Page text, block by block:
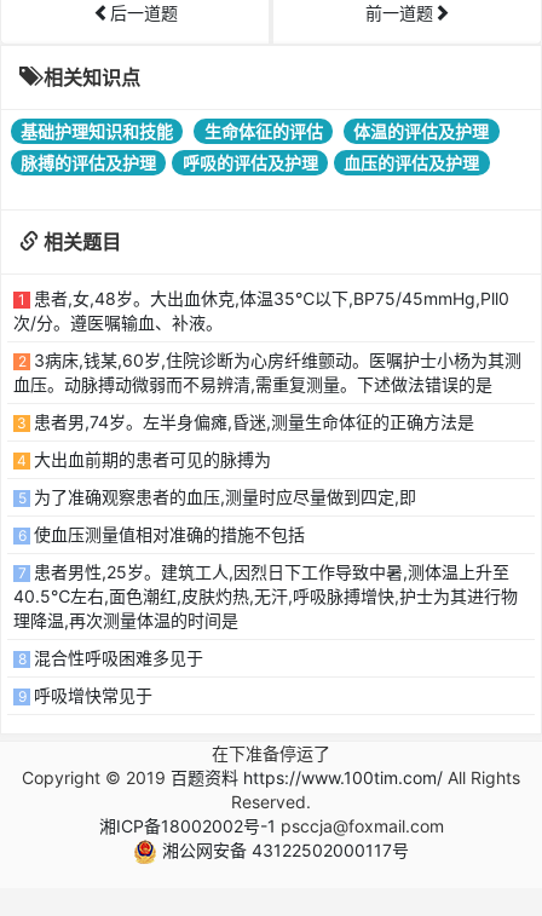
后一道题 前一道题
相关知识点
基础护理知识和技能 生命体征的评估
体温的评估及护理
脉搏的评估及护理
呼吸的评估及护理 血压的评估及护理
相关题目
1
患者,女,48岁。大出血休克,体温35℃以下,BP75/45mmHg,Pll0
次/分。遵医嘱输血、补液。
2 3病床,钱某,60岁,住院诊断为心房纤维颤动。医嘱护士小杨为其测
血压。动脉搏动微弱而不易辨清,需重复测量。下述做法错误的是
3 患者男,74岁。左半身偏瘫,昏迷,测量生命体征的正确方法是
4 大出血前期的患者可见的脉搏为
5 为了准确观察患者的血压,测量时应尽量做到四定,即
6 使血压测量值相对准确的措施不包括
7 患者男性,25岁。建筑工人,因烈日下工作导致中暑,测体温上升至
40.5℃左右,面色潮红,皮肤灼热,无汗,呼吸脉搏增快,护士为其进行物
理降温,再次测量体温的时间是
8 混合性呼吸困难多见于
9 呼吸增快常见于
在下准备停运了
Copyright © 2019 百题资料 https://www.100tim.com/ All Rights
Reserved.
湘ICP备18002002号-1 psccja@foxmail.com
湘公网安备 43122502000117号